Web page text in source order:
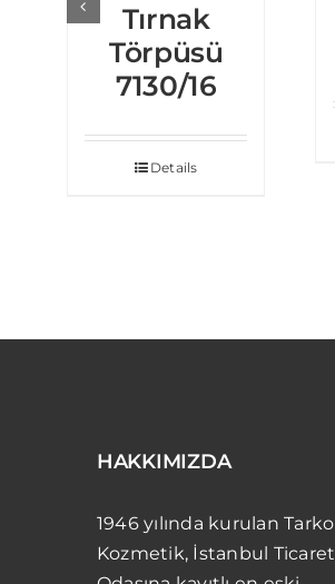
Tırnak
Törpüsü
7130/16
Details
HAKKIMIZDA
1946 yılında kurulan Tarko
Kozmetik, İstanbul Ticaret